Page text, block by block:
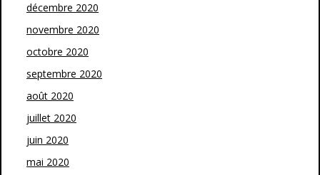
décembre 2020
novembre 2020
octobre 2020
septembre 2020
août 2020
juillet 2020
juin 2020
mai 2020